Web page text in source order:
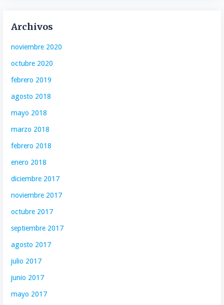
Archivos
noviembre 2020
octubre 2020
febrero 2019
agosto 2018
mayo 2018
marzo 2018
febrero 2018
enero 2018
diciembre 2017
noviembre 2017
octubre 2017
septiembre 2017
agosto 2017
julio 2017
junio 2017
mayo 2017